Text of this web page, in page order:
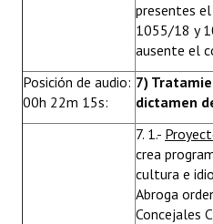
presentes
1055/18 y
ausente el
Posición de audio:
00h 22m 15s:
7)
dictamen
7. 1.-
crea
cultura e
Abroga
Concejales